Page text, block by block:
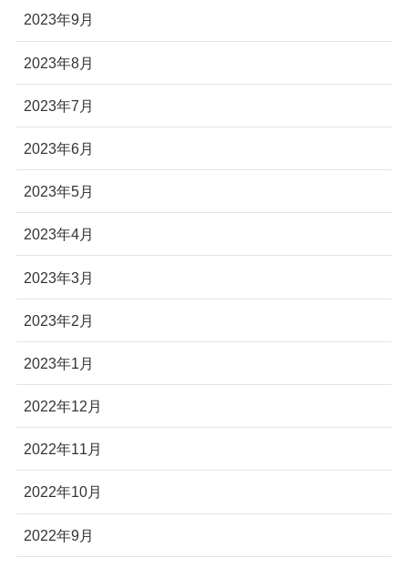
2023年9月
2023年8月
2023年7月
2023年6月
2023年5月
2023年4月
2023年3月
2023年2月
2023年1月
2022年12月
2022年11月
2022年10月
2022年9月